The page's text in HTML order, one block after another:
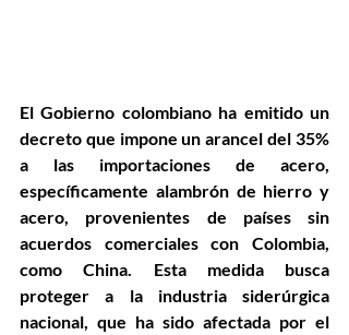
El Gobierno colombiano ha emitido un
decreto que impone un arancel del 35%
a las importaciones de acero,
específicamente alambrón de hierro y
acero, provenientes de países sin
acuerdos comerciales con Colombia,
como China. Esta medida busca
proteger a la industria siderúrgica
nacional, que ha sido afectada por el